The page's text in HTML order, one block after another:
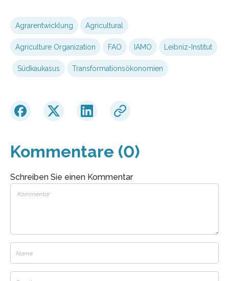
Agrarentwicklung Agricultural
Agriculture Organization FAO IAMO Leibniz-Institut
Südkaukasus Transformationsökonomien
Kommentare (0)
Schreiben Sie einen Kommentar